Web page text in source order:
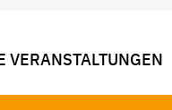
VERANSTALTUNGEN